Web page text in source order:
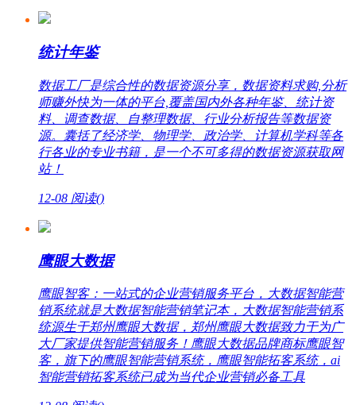
统计年鉴
数据工厂是综合性的数据资源分享，数据资料求购,分析
师赚外快为一体的平台,覆盖国内外各种年鉴、统计资
料、调查数据、自整理数据、行业分析报告等数据资
源。囊括了经济学、物理学、政治学、计算机学科等各
行各业的专业书籍，是一个不可多得的数据资源获取网
站！
12-08 阅读()
鹰眼大数据
鹰眼智客：一站式的企业营销服务平台，大数据智能营
销系统就是大数据智能营销笔记本，大数据智能营销系
统源生于郑州鹰眼大数据，郑州鹰眼大数据致力于为广
大厂家提供智能营销服务！鹰眼大数据品牌商标鹰眼智
客，旗下的鹰眼智能营销系统，鹰眼智能拓客系统，ai
智能营销拓客系统已成为当代企业营销必备工具